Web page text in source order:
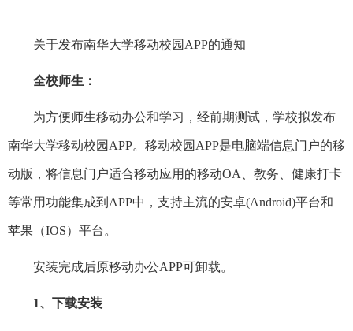
关于发布南华大学移动校园APP的通知
全校师生：
为方便师生移动办公和学习，经前期测试，学校拟发布
南华大学移动校园APP。移动校园APP是电脑端信息门户的移
动版，将信息门户适合移动应用的移动OA、教务、健康打卡
等常用功能集成到APP中，支持主流的安卓(Android)平台和
苹果（IOS）平台。
安装完成后原移动办公APP可卸载。
1、下载安装